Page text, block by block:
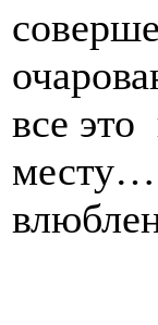
все это
месту…